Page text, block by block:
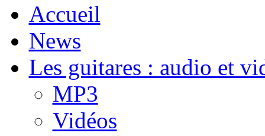
Accueil
News
Les guitares : audio et
MP3
Vidéos